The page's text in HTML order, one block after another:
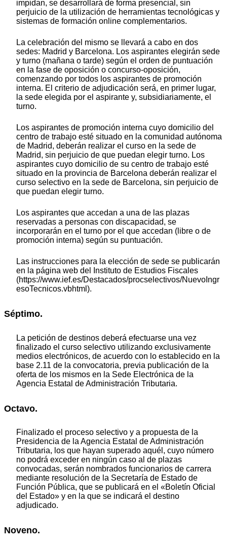
impidan, se desarrollará de forma presencial, sin
perjuicio de la utilización de herramientas tecnológicas y
sistemas de formación online complementarios.
La celebración del mismo se llevará a cabo en dos
sedes: Madrid y Barcelona. Los aspirantes elegirán sede
y turno (mañana o tarde) según el orden de puntuación
en la fase de oposición o concurso-oposición,
comenzando por todos los aspirantes de promoción
interna. El criterio de adjudicación será, en primer lugar,
la sede elegida por el aspirante y, subsidiariamente, el
turno.
Los aspirantes de promoción interna cuyo domicilio del
centro de trabajo esté situado en la comunidad autónoma
de Madrid, deberán realizar el curso en la sede de
Madrid, sin perjuicio de que puedan elegir turno. Los
aspirantes cuyo domicilio de su centro de trabajo esté
situado en la provincia de Barcelona deberán realizar el
curso selectivo en la sede de Barcelona, sin perjuicio de
que puedan elegir turno.
Los aspirantes que accedan a una de las plazas
reservadas a personas con discapacidad, se
incorporarán en el turno por el que accedan (libre o de
promoción interna) según su puntuación.
Las instrucciones para la elección de sede se publicarán
en la página web del Instituto de Estudios Fiscales
(https://www.ief.es/Destacados/procselectivos/NuevoIngr
esoTecnicos.vbhtml).
Séptimo.
La petición de destinos deberá efectuarse una vez
finalizado el curso selectivo utilizando exclusivamente
medios electrónicos, de acuerdo con lo establecido en la
base 2.11 de la convocatoria, previa publicación de la
oferta de los mismos en la Sede Electrónica de la
Agencia Estatal de Administración Tributaria.
Octavo.
Finalizado el proceso selectivo y a propuesta de la
Presidencia de la Agencia Estatal de Administración
Tributaria, los que hayan superado aquél, cuyo número
no podrá exceder en ningún caso al de plazas
convocadas, serán nombrados funcionarios de carrera
mediante resolución de la Secretaría de Estado de
Función Pública, que se publicará en el «Boletín Oficial
del Estado» y en la que se indicará el destino
adjudicado.
Noveno.